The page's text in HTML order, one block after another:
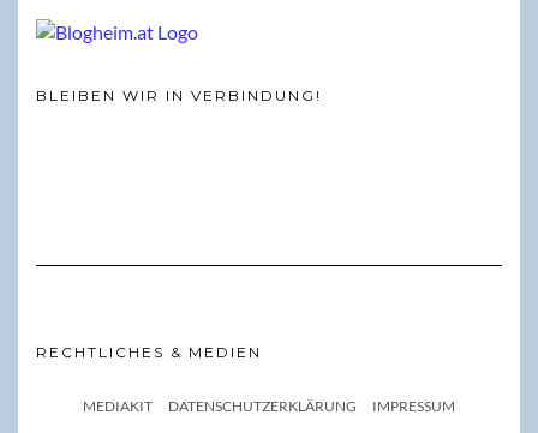
BLEIBEN WIR IN VERBINDUNG!
RECHTLICHES & MEDIEN
MEDIAKIT DATENSCHUTZERKLÄRUNG IMPRESSUM